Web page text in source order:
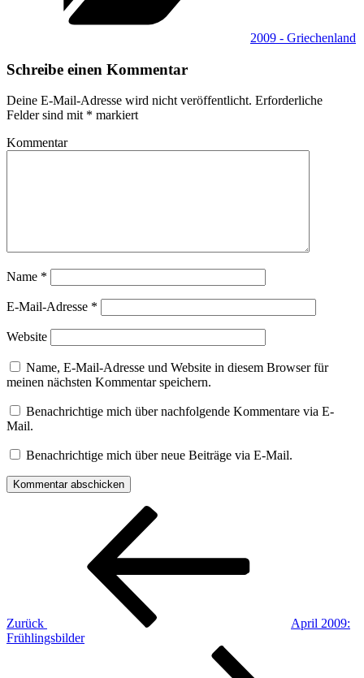
2009 - Griechenland
Schreibe einen Kommentar
Deine E-Mail-Adresse wird nicht veröffentlicht. Erforderliche
Felder sind mit * markiert
Kommentar
Name *
E-Mail-Adresse *
Website
Name, E-Mail-Adresse und Website in diesem Browser für
meinen nächsten Kommentar speichern.
Benachrichtige mich über nachfolgende Kommentare via E-
Mail.
Benachrichtige mich über neue Beiträge via E-Mail.
Beitragsnavigation
Zurück
April 2009:
Frühlingsbilder